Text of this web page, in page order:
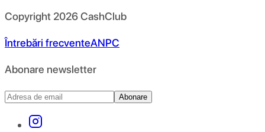
Copyright 2026CashClub
Întrebări frecventeANPC
Abonare newsletter
Abonare